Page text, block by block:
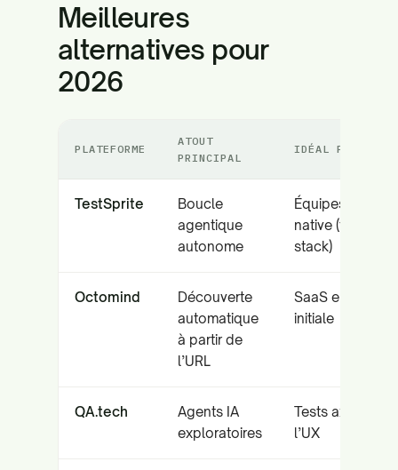
Meilleures
alternatives pour
2026
PLATEFORME
ATOUT
PRINCIPAL
IDÉAL POUR
TestSprite
Boucle
agentique
autonome
Équipes IA-
native (full
stack)
Octomind
Découverte
automatique
à partir de
l’URL
SaaS en phase
initiale
QA.tech
Agents IA
exploratoires
Tests axés sur
l’UX